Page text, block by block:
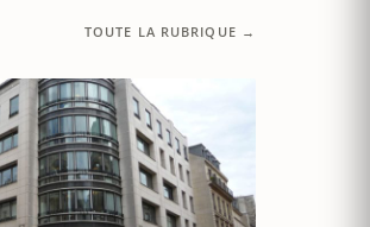
TOUTE LA RUBRIQUE →